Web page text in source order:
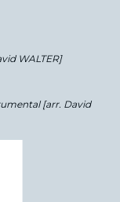
WALTER]
[arr. David